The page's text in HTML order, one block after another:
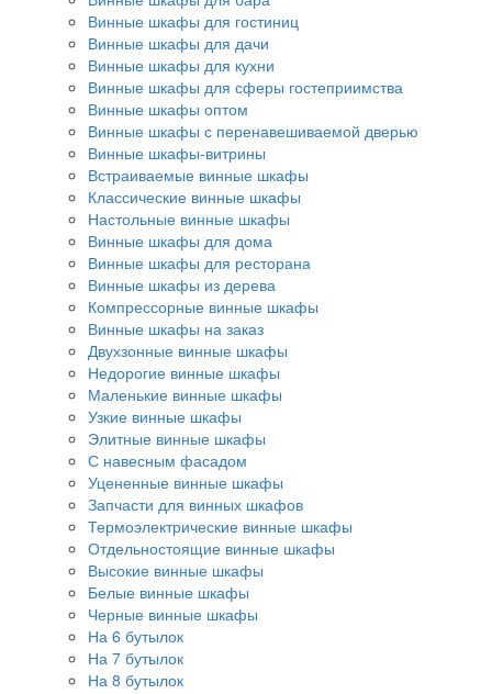
Винные шкафы для гостиниц
Винные шкафы для дачи
Винные шкафы для кухни
Винные шкафы для сферы гостеприимства
Винные шкафы оптом
Винные шкафы с перенавешиваемой дверью
Винные шкафы-витрины
Встраиваемые винные шкафы
Классические винные шкафы
Настольные винные шкафы
Винные шкафы для дома
Винные шкафы для ресторана
Винные шкафы из дерева
Компрессорные винные шкафы
Винные шкафы на заказ
Двухзонные винные шкафы
Недорогие винные шкафы
Маленькие винные шкафы
Узкие винные шкафы
Элитные винные шкафы
С навесным фасадом
Уцененные винные шкафы
Запчасти для винных шкафов
Термоэлектрические винные шкафы
Отдельностоящие винные шкафы
Высокие винные шкафы
Белые винные шкафы
Черные винные шкафы
На 6 бутылок
На 7 бутылок
На 8 бутылок